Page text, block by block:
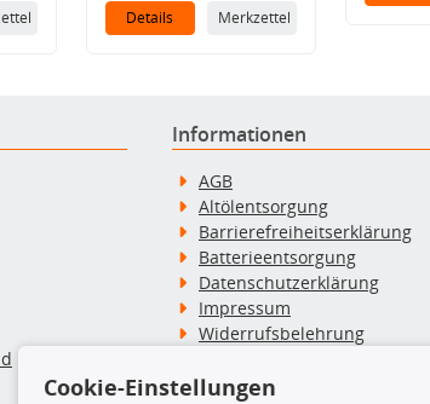
Details Merkzettel
Informationen
AGB
Altölentsorgung
Barrierefreiheitserklärung
Batterieentsorgung
Datenschutzerklärung
Impressum
Widerrufsbelehrung
Zahlung & Versand
Cookie-Einstellungen